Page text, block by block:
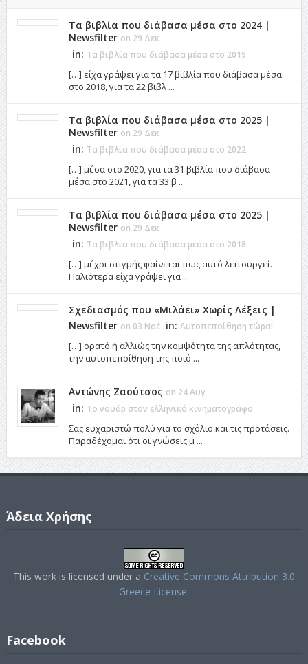
Τα βιβλία που διάβασα μέσα στο 2024 |
Newsfilter on 29 Δεκ
in: Τα βιβλία που διάβασα μέσα στο 2019
[…] είχα γράψει για τα 17 βιβλία που διάβασα μέσα
στο 2018, για τα 22 βιβλ ...
Τα βιβλία που διάβασα μέσα στο 2025 |
Newsfilter on 29 Δεκ
in: Τα βιβλία που διάβασα μέσα στο 2022
[…] μέσα στο 2020, για τα 31 βιβλία που διάβασα
μέσα στο 2021, για τα 33 β ...
Τα βιβλία που διάβασα μέσα στο 2025 |
Newsfilter on 29 Δεκ
in: Τα βιβλία που διάβασα μέσα στο 2018
[…] μέχρι στιγμής φαίνεται πως αυτό λειτουργεί.
Παλιότερα είχα γράψει για ...
Σχεδιασμός που «Μιλάει» Χωρίς Λέξεις |
Newsfilter on 03 Νοέ in: Αυτοπεποίθηση τώρα!
[…] ορατό ή αλλιώς την κομψότητα της απλότητας,
την αυτοπεποίθηση της ποιό ...
Αντώνης Ζαούτσος on 24 Αυγ
in: Το νουάρ στον ελληνικό κινηματογράφο
Σας ευχαριστώ πολύ για το σχόλιο και τις προτάσεις.
Παραδέχομαι ότι οι γνώσεις μ ...
Άδεια Χρήσης
This work is licensed under a Creative Commons Attribution 3.0
Greece License.
Facebook